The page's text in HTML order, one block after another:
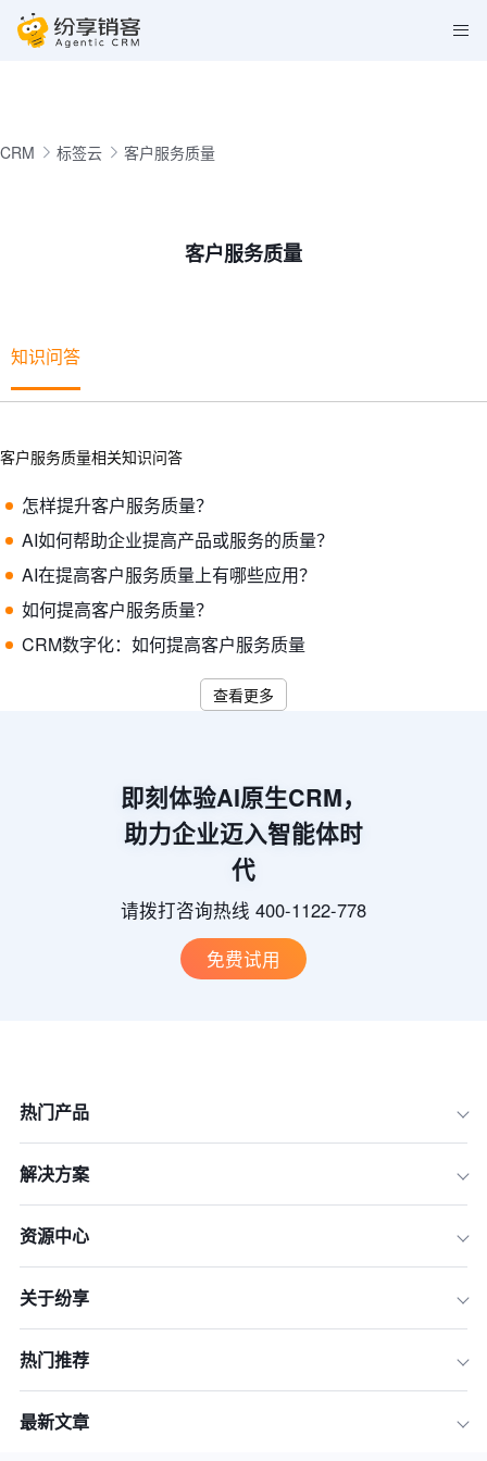
CRM 标签云 客户服务质量
客户服务质量
知识问答
客户服务质量相关知识问答
怎样提升客户服务质量？
AI如何帮助企业提高产品或服务的质量？
AI在提高客户服务质量上有哪些应用？
如何提高客户服务质量？
CRM数字化：如何提高客户服务质量
查看更多
即刻体验AI原生CRM，
助力企业迈入智能体时
代
请拨打咨询热线 400-1122-778
免费试用
热门产品
解决方案
资源中心
关于纷享
热门推荐
最新文章